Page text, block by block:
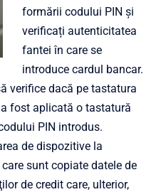
formării codului PIN și
verificați autenticitatea
fantei în care se
introduce cardul bancar.
verifice dacă pe tastatura
fost aplicată o tastatură
PIN introdus.
de dispozitive la
sunt copiate datele de
de credit care, ulterior,